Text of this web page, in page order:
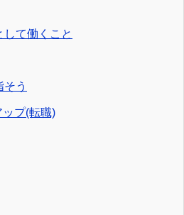
して働くこと
う
プ(転職)